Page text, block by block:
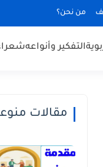
من نحن؟
التفكير وأنواعه
مقالات